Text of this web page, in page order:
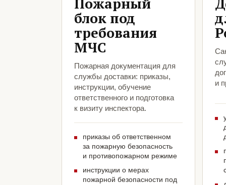
блок под
требования
МЧС
Пожарная документация для
службы доставки: приказы,
инструкции, обучение
ответственного и подготовка
к визиту инспектора.
приказы об ответственном
за пожарную безопасность
и противопожарном режиме
инструкции о мерах
пожарной безопасности под
и